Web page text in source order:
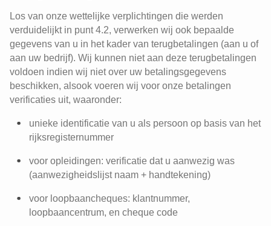
Los van onze wettelijke verplichtingen die werden
verduidelijkt in punt 4.2, verwerken wij ook bepaalde
gegevens van u in het kader van terugbetalingen (aan u of
aan uw bedrijf). Wij kunnen niet aan deze terugbetalingen
voldoen indien wij niet over uw betalingsgegevens
beschikken, alsook voeren wij voor onze betalingen
verificaties uit, waaronder:
unieke identificatie van u als persoon op basis van het
rijksregisternummer
voor opleidingen: verificatie dat u aanwezig was
(aanwezigheidslijst naam + handtekening)
voor loopbaancheques: klantnummer,
loopbaancentrum, en cheque code